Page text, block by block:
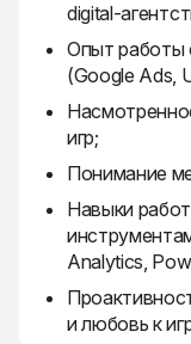
digital-
Опыт работы
(Google Ads,
игр;
Понимание
Навыки
Analytics,
и любовь к